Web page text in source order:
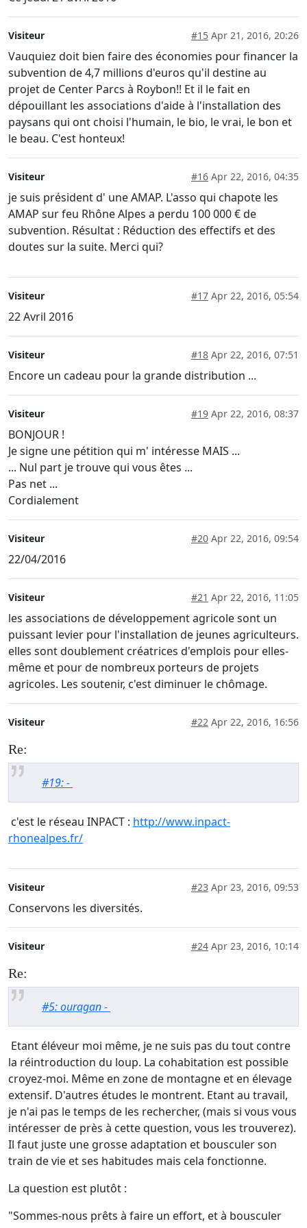
Visiteur #15 Apr 21, 2016, 20:26
Vauquiez doit bien faire des économies pour financer la
subvention de 4,7 millions d'euros qu'il destine au
projet de Center Parcs à Roybon!! Et il le fait en
dépouillant les associations d'aide à l'installation des
paysans qui ont choisi l'humain, le bio, le vrai, le bon et
le beau. C'est honteux!
Visiteur #16 Apr 22, 2016, 04:35
je suis président d' une AMAP. L'asso qui chapote les
AMAP sur feu Rhône Alpes a perdu 100 000 € de
subvention. Résultat : Réduction des effectifs et des
doutes sur la suite. Merci qui?
Visiteur #17 Apr 22, 2016, 05:54
22 Avril 2016
Visiteur #18 Apr 22, 2016, 07:51
Encore un cadeau pour la grande distribution ...
Visiteur #19 Apr 22, 2016, 08:37
BONJOUR !
Je signe une pétition qui m' intéresse MAIS ...
... Nul part je trouve qui vous êtes ...
Pas net ...
Cordialement
Visiteur #20 Apr 22, 2016, 09:54
22/04/2016
Visiteur #21 Apr 22, 2016, 11:05
les associations de développement agricole sont un
puissant levier pour l'installation de jeunes agriculteurs.
elles sont doublement créatrices d'emplois pour elles-
même et pour de nombreux porteurs de projets
agricoles. Les soutenir, c'est diminuer le chômage.
Visiteur #22 Apr 22, 2016, 16:56
Re:
#19: -
c'est le réseau INPACT : http://www.inpact-
rhonealpes.fr/
Visiteur #23 Apr 23, 2016, 09:53
Conservons les diversités.
Visiteur #24 Apr 23, 2016, 10:14
Re:
#5: ouragan -
Etant éléveur moi même, je ne suis pas du tout contre
la réintroduction du loup. La cohabitation est possible
croyez-moi. Même en zone de montagne et en élevage
extensif. D'autres études le montrent. Etant au travail,
je n'ai pas le temps de les rechercher, (mais si vous vous
intéresser de près à cette question, vous les trouverez).
Il faut juste une grosse adaptation et bousculer son
train de vie et ses habitudes mais cela fonctionne.
La question est plutôt :
"Sommes-nous prêts à faire un effort, et à bousculer